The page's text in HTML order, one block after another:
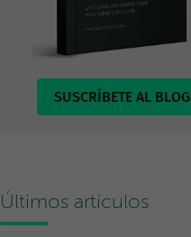
SUSCRÍBETE AL BLOG
Últimos artículos